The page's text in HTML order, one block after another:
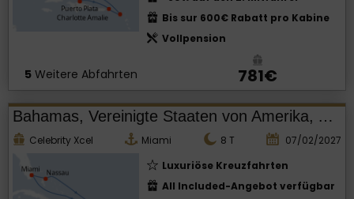
Bis sur 600€ Rabatt pro Kabine
Vollpension
5 Weitere Abfahrten 781€
Bahamas, Vereinigte Staaten von Amerika, Antigua und Barbuda
Celebrity Xcel Miami 8 T
07/02/2027
Luxuriöse Kreuzfahrten
All Included-Angebot verfügbar